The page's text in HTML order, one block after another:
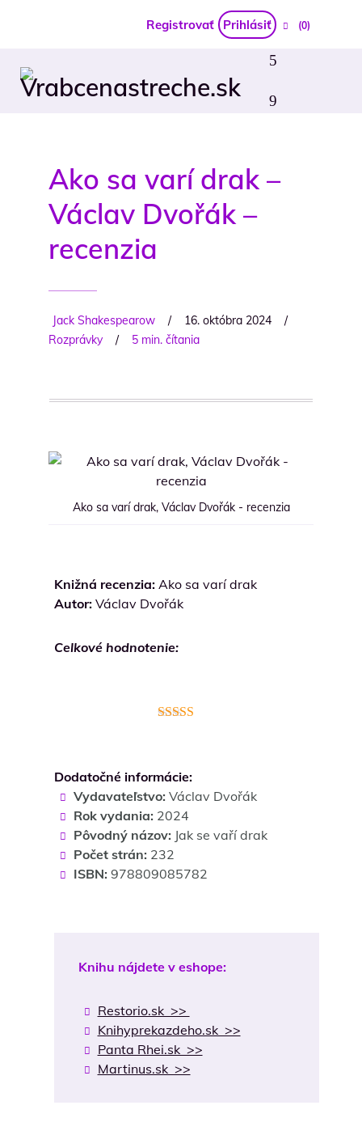
Registrovať Prihlásiť (0)
Ako sa varí drak –
Václav Dvořák –
recenzia
Jack Shakespearow / 16. októbra 2024
/
Rozprávky
/ 5 min. čítania
Ako sa varí drak, Václav Dvořák - recenzia
Knižná recenzia:Ako sa varí drak
Autor:Václav Dvořák
Celkové hodnotenie:
Dodatočné informácie:
Vydavateľstvo:Václav Dvořák
Rok vydania:2024
Pôvodný názov: Jak se vaří drak
Počet strán: 232
ISBN: 978809085782
Knihu nájdete v eshope:
Restorio.sk >>
Knihyprekazdeho.sk >>
Panta Rhei.sk >>
Martinus.sk >>